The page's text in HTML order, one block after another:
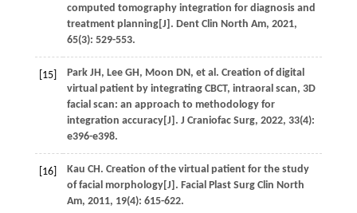
computed tomography integration for diagnosis and
treatment planning[J]. Dent Clin North Am, 2021,
65(3): 529-553.
[15] Park JH, Lee GH, Moon DN, et al. Creation of digital
virtual patient by integrating CBCT, intraoral scan, 3D
facial scan: an approach to methodology for
integration accuracy[J]. J Craniofac Surg, 2022, 33(4):
e396-e398.
[16] Kau CH. Creation of the virtual patient for the study
of facial morphology[J]. Facial Plast Surg Clin North
Am, 2011, 19(4): 615-622.